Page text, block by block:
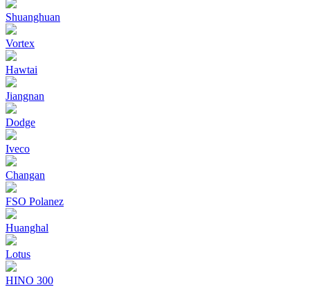
Shuanghuan
Vortex
Hawtai
Jiangnan
Dodge
Iveco
Changan
FSO Polanez
Huanghal
Lotus
HINO 300